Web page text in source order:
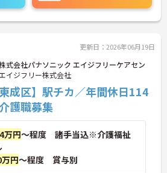
更新日：2026年06月19日
式会社パナソニック エイジフリーケアセン
イジフリー株式会社
成区】駅チカ／年間休日114
護職募集
万円～程度 諸手当込※介護福祉
円～程度 賞与別